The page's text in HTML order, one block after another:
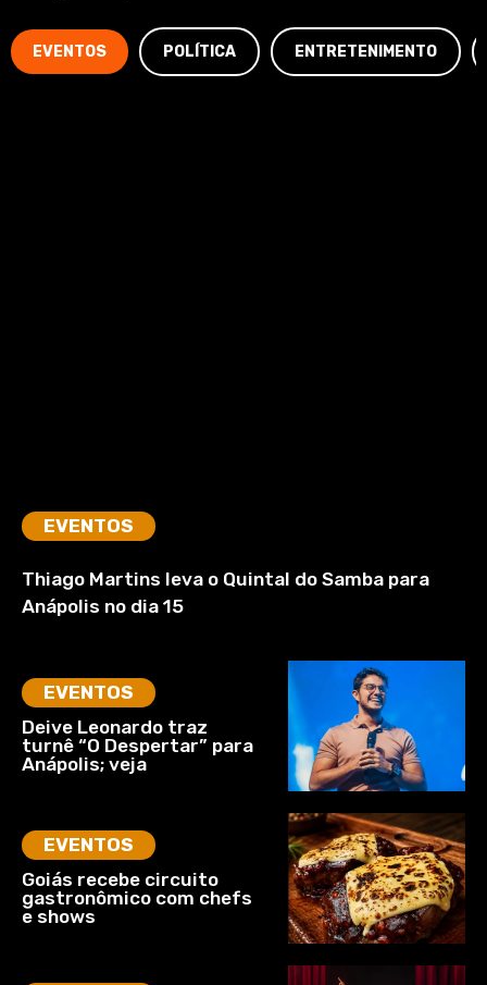
EVENTOS POLÍTICA ENTRETENIMENTO
EVENTOS
Thiago Martins leva o Quintal do Samba para
Anápolis no dia 15
EVENTOS
Deive Leonardo traz
turnê “O Despertar” para
Anápolis; veja
EVENTOS
Goiás recebe circuito
gastronômico com chefs
e shows